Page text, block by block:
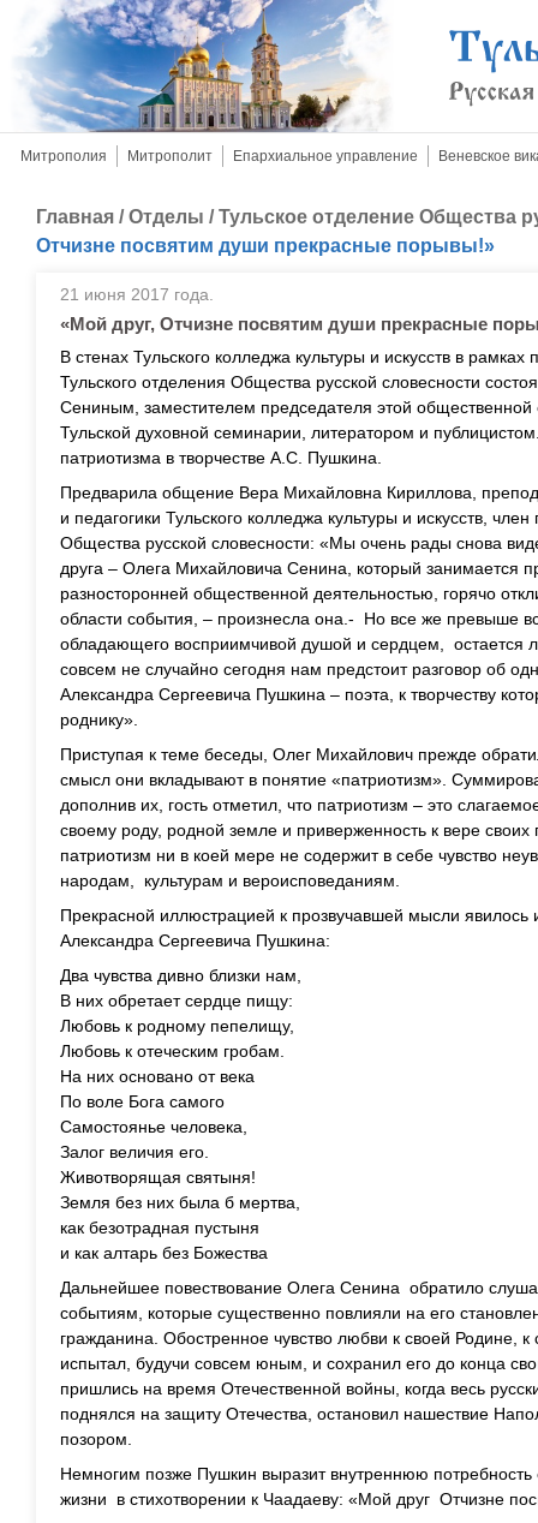
Митрополия Митрополит Епархиальное управление Веневское
Главная /Отделы /Тульское отделение Общества
Отчизне посвятим души прекрасные порывы!»
21 июня 2017 года.
«Мой друг, Отчизне посвятим души прекрасные
В стенах Тульского колледжа культуры и искусств в рамках
Тульского отделения Общества русской словесности
Сениным, заместителем председателя этой общественной
Тульской духовной семинарии, литератором и
патриотизма в творчестве А.С. Пушкина.
Предварила общение Вера Михайловна Кириллова,
и педагогики Тульского колледжа культуры и искусств,
Общества русской словесности: «Мы очень рады снова
друга – Олега Михайловича Сенина, который занимается
разносторонней общественной деятельностью, горячо
области события, – произнесла она.- Но все же превыше
обладающего восприимчивой душой и сердцем, остается
совсем не случайно сегодня нам предстоит разговор об
Александра Сергеевича Пушкина – поэта, к творчеству
роднику».
Приступая к теме беседы, Олег Михайлович прежде
смысл они вкладывают в понятие «патриотизм».
дополнив их, гость отметил, что патриотизм – это
своему роду, родной земле и приверженность к вере
патриотизм ни в коей мере не содержит в себе чувство
народам, культурам и вероисповеданиям.
Прекрасной иллюстрацией к прозвучавшей мысли явилось
Александра Сергеевича Пушкина:
Два чувства дивно близки нам,
В них обретает сердце пищу:
Любовь к родному пепелищу,
Любовь к отеческим гробам.
На них основано от века
По воле Бога самого
Самостоянье человека,
Залог величия его.
Животворящая святыня!
Земля без них была б мертва,
как безотрадная пустыня
и как алтарь без Божества
Дальнейшее повествование Олега Сенина обратило
событиям, которые существенно повлияли на его
гражданина. Обостренное чувство любви к своей Родине,
испытал, будучи совсем юным, и сохранил его до конца
пришлись на время Отечественной войны, когда весь
поднялся на защиту Отечества, остановил нашествие
позором.
Немногим позже Пушкин выразит внутреннюю потребность
жизни в стихотворении к Чаадаеву: «Мой друг Отчизне